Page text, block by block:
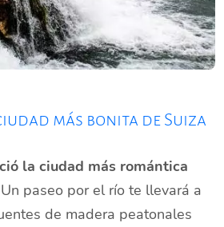
más bonita de Suiza
la ciudad más romántica
paseo por el río te llevará a
de madera peatonales